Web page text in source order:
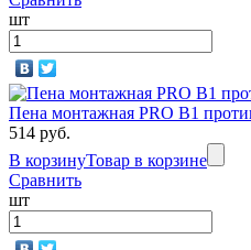
шт
Пена монтажная PRO B1
514 руб.
В корзинуТовар в корзине
Сравнить
шт